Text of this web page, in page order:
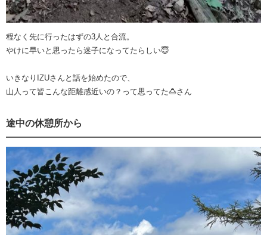
程なく先に行ったはずの3人と合流。
やけに早いと思ったら迷子になってたらしい😇
いきなりIZUさんと話を始めたので、
山人って皆こんな距離感近いの？って思ってた🍮さん
途中の休憩所から